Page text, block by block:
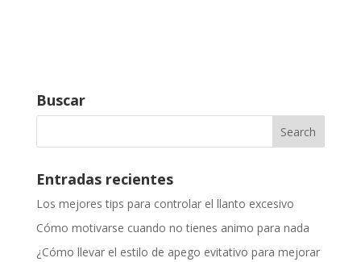
Buscar
Entradas recientes
Los mejores tips para controlar el llanto excesivo
Cómo motivarse cuando no tienes animo para nada
¿Cómo llevar el estilo de apego evitativo para mejorar